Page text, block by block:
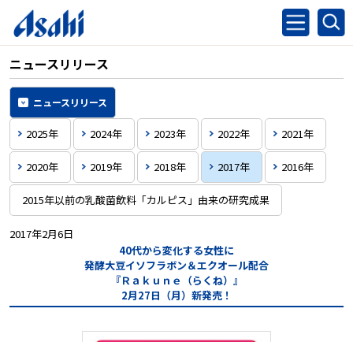
ニュースリリース
ニュースリリース
2025年 2024年 2023年 2022年 2021年
2020年 2019年 2018年 2017年 2016年
2015年以前の乳酸菌飲料「カルピス」由来の研究成果
2017年2月6日
40代から変化する女性に
発酵大豆イソフラボン＆エクオール配合
『Ｒａｋｕｎｅ（らくね）』
2月27日（月）新発売！